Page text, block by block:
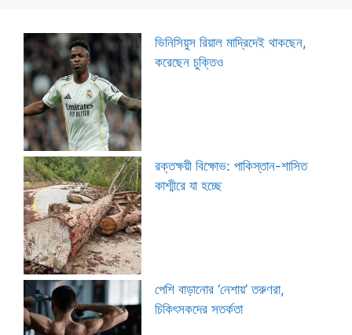
ভিনিসিয়ুস রিয়াল মাদ্রিদেই থাকছেন,
করেছেন চুক্তিও
রক্তক্ষয়ী বিক্ষোভ: পাকিস্তান-শাসিত
কাশ্মীরে যা হচ্ছে
পেশি বাড়ানোর ‘নেশায়’ তরুণরা,
চিকিৎসকদের সতর্কতা